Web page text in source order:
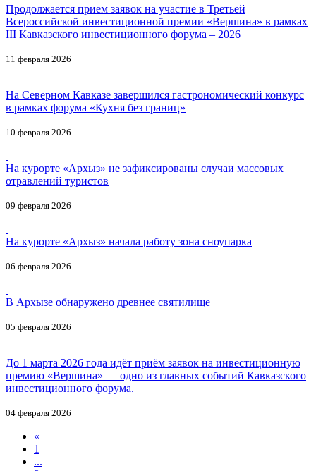
Продолжается прием заявок на участие в Третьей
Всероссийской инвестиционной премии «Вершина» в рамках
III Кавказского инвестиционного форума – 2026
11 февраля 2026
На Северном Кавказе завершился гастрономический конкурс
в рамках форума «Кухня без границ»
10 февраля 2026
На курорте «Архыз» не зафиксированы случаи массовых
отравлений туристов
09 февраля 2026
На курорте «Архыз» начала работу зона сноупарка
06 февраля 2026
В Архызе обнаружено древнее святилище
05 февраля 2026
До 1 марта 2026 года идёт приём заявок на инвестиционную
премию «Вершина» — одно из главных событий Кавказского
инвестиционного форума.
04 февраля 2026
«
1
...